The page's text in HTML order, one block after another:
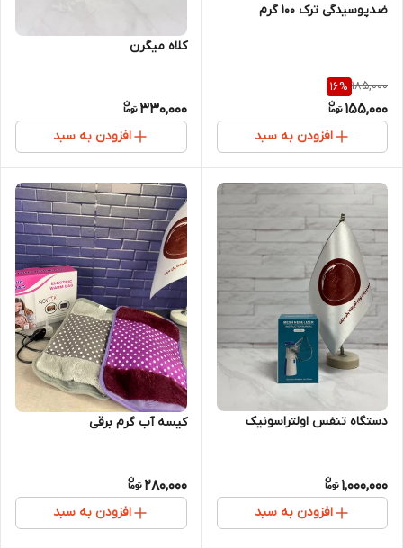
ضدپوسیدگی ترک 100 گرم
185,000
16%
155,000
افزودن به سبد
کلاه میگرن
330,000
افزودن به سبد
دستگاه تنفس اولتراسونیک
1,000,000
افزودن به سبد
کیسه آب گرم برقی
280,000
افزودن به سبد